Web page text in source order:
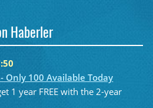
Haberler
- Only 100 Available Today
1 year FREE with the 2-year